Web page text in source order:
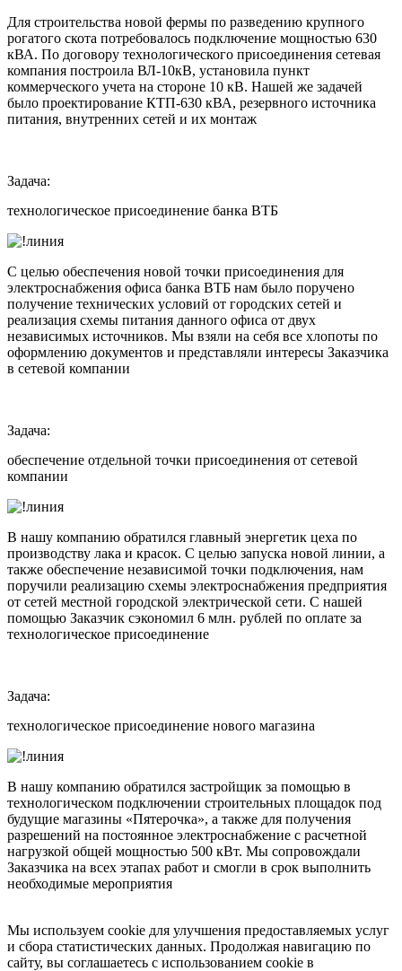
Для строительства новой фермы по разведению крупного
рогатого скота потребовалось подключение мощностью 630
кВА. По договору технологического присоединения сетевая
компания построила ВЛ-10кВ, установила пункт
коммерческого учета на стороне 10 кВ. Нашей же задачей
было проектирование КТП-630 кВА, резервного источника
питания, внутренних сетей и их монтаж
Задача:
технологическое присоединение банка ВТБ
С целью обеспечения новой точки присоединения для
электроснабжения офиса банка ВТБ нам было поручено
получение технических условий от городских сетей и
реализация схемы питания данного офиса от двух
независимых источников. Мы взяли на себя все хлопоты по
оформлению документов и представляли интересы Заказчика
в сетевой компании
Задача:
обеспечение отдельной точки присоединения от сетевой
компании
В нашу компанию обратился главный энергетик цеха по
производству лака и красок. С целью запуска новой линии, а
также обеспечение независимой точки подключения, нам
поручили реализацию схемы электроснабжения предприятия
от сетей местной городской электрической сети. С нашей
помощью Заказчик сэкономил 6 млн. рублей по оплате за
технологическое присоединение
Задача:
технологическое присоединение нового магазина
В нашу компанию обратился застройщик за помощью в
технологическом подключении строительных площадок под
будущие магазины «Пятерочка», а также для получения
разрешений на постоянное электроснабжение с расчетной
нагрузкой общей мощностью 500 кВт. Мы сопровождали
Заказчика на всех этапах работ и смогли в срок выполнить
необходимые мероприятия
Мы используем cookie для улучшения предоставляемых услуг
и сбора статистических данных. Продолжая навигацию по
сайту, вы соглашаетесь с использованием cookie в